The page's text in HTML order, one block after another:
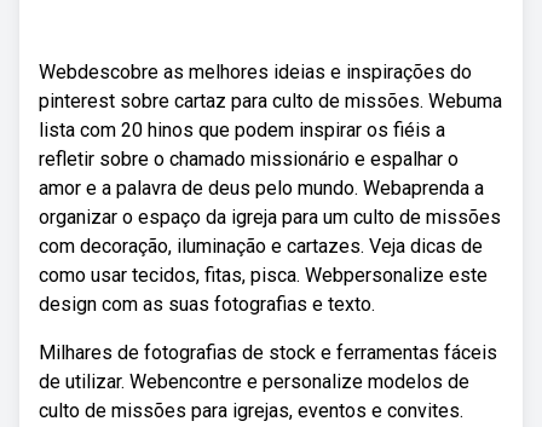
Webdescobre as melhores ideias e inspirações do
pinterest sobre cartaz para culto de missões. Webuma
lista com 20 hinos que podem inspirar os fiéis a
refletir sobre o chamado missionário e espalhar o
amor e a palavra de deus pelo mundo. Webaprenda a
organizar o espaço da igreja para um culto de missões
com decoração, iluminação e cartazes. Veja dicas de
como usar tecidos, fitas, pisca. Webpersonalize este
design com as suas fotografias e texto.
Milhares de fotografias de stock e ferramentas fáceis
de utilizar. Webencontre e personalize modelos de
culto de missões para igrejas, eventos e convites.